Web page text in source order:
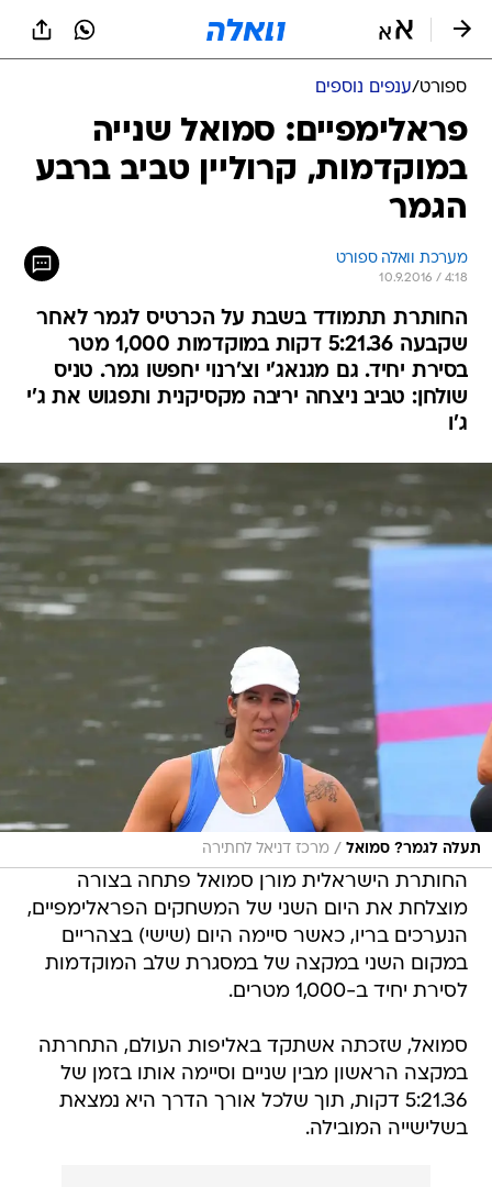
ספורט/ענפים נוספים
פראלימפיים: סמואל שנייה
במוקדמות, קרוליין טביב ברבע
הגמר
מערכת וואלה ספורט
10.9.2016 / 4:18
החותרת תתמודד בשבת על הכרטיס לגמר לאחר
שקבעה 5:21.36 דקות במוקדמות 1,000 מטר
בסירת יחיד. גם מגנאג'י וצ'רנוי יחפשו גמר. טניס
שולחן: טביב ניצחה יריבה מקסיקנית ותפגוש את ג'י
ג'ו
תעלה לגמר? סמואל / מרכז דניאל לחתירה
החותרת הישראלית מורן סמואל פתחה בצורה
מוצלחת את היום השני של המשחקים הפראלימפיים,
הנערכים בריו, כאשר סיימה היום (שישי) בצהריים
במקום השני במקצה של במסגרת שלב המוקדמות
לסירת יחיד ב-1,000 מטרים.
סמואל, שזכתה אשתקד באליפות העולם, התחרתה
במקצה הראשון מבין שניים וסיימה אותו בזמן של
5:21.36 דקות, תוך שלכל אורך הדרך היא נמצאת
בשלישייה המובילה.